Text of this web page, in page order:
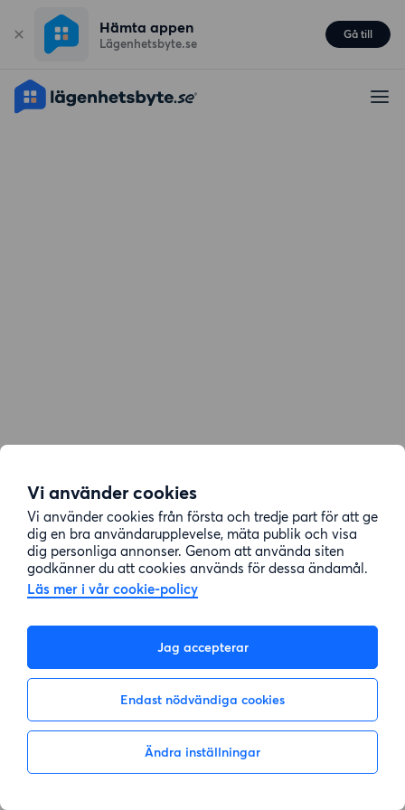
Vi använder cookies
Vi använder cookies från första och tredje part för att ge
dig en bra användarupplevelse, mäta publik och visa
dig personliga annonser. Genom att använda siten
godkänner du att cookies används för dessa ändamål.
Läs mer i vår cookie-policy
Jag accepterar
Endast nödvändiga cookies
Ändra inställningar
Hämta appen
Lägenhetsbyte.se
Gå till